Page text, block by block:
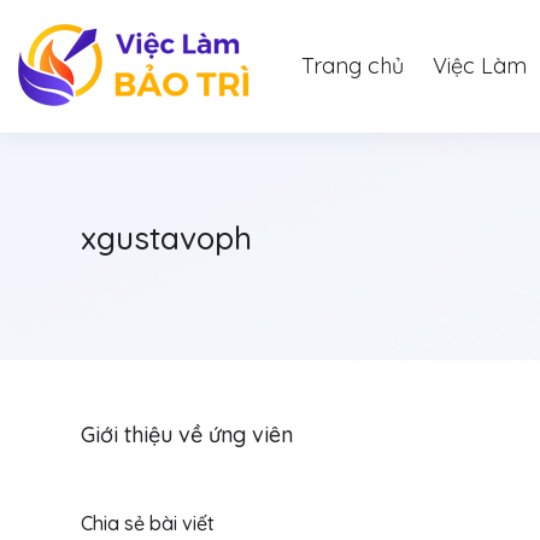
Trang chủ Việc Làm
xgustavoph
Giới thiệu về ứng viên
Chia sẻ bài viết